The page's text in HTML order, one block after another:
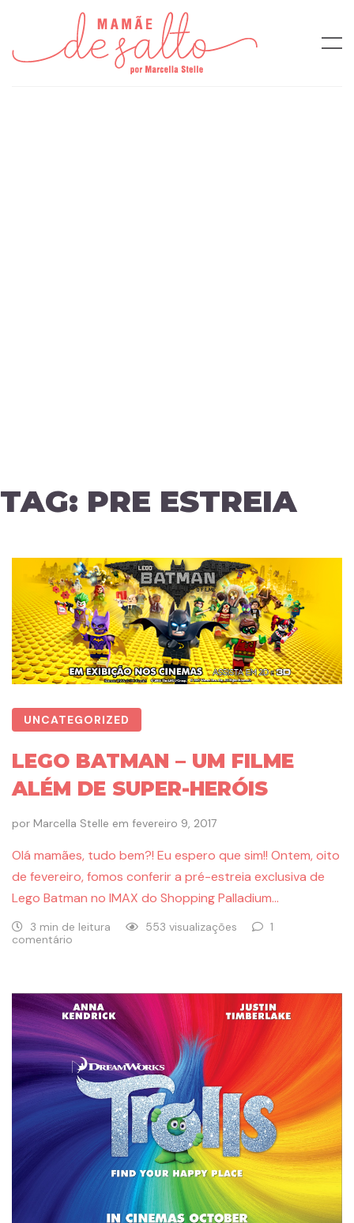
TAG: PRE ESTREIA
UNCATEGORIZED
LEGO BATMAN – UM FILME
ALÉM DE SUPER-HERÓIS
por Marcella Stelle em fevereiro 9, 2017
Olá mamães, tudo bem?! Eu espero que sim!! Ontem, oito
de fevereiro, fomos conferir a pré-estreia exclusiva de
Lego Batman no IMAX do Shopping Palladium…
3 min de leitura 553 visualizações
1
comentário